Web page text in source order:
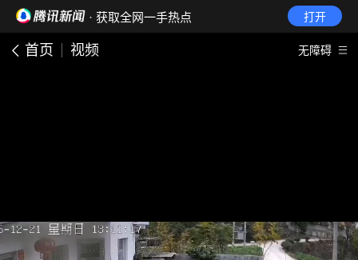
· 获取全网一手热点 打开
首页 视频 无障碍